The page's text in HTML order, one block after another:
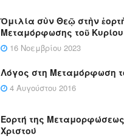
Ὁμιλία σὺν Θεῷ στὴν
Μεταμόρφωσης τοῦ Κυρίου
16 Νοεμβρίου 2023
Λόγος στη Μεταμόρφωση
4 Αυγούστου 2016
Εορτή της
Χριστού